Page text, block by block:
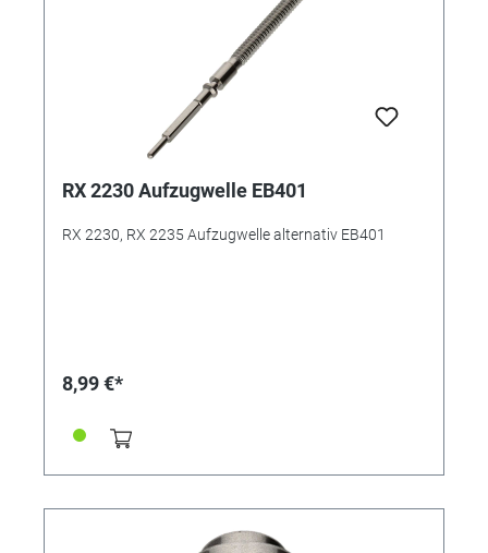
RX 2230 Aufzugwelle EB401
RX 2230, RX 2235 Aufzugwelle alternativ EB401
8,99 €*